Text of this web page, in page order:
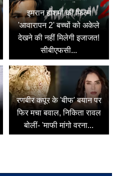
इमरान हाशमी की फिल्म
'आवारापन 2' बच्चों को अकेले
देखने की नहीं मिलेगी इजाजत!
सीबीएफसी...
रणबीर कपूर के 'बीफ' बयान पर
फिर मचा बवाल, निकिता रावल
बोलीं- 'माफी मांगो वरना...